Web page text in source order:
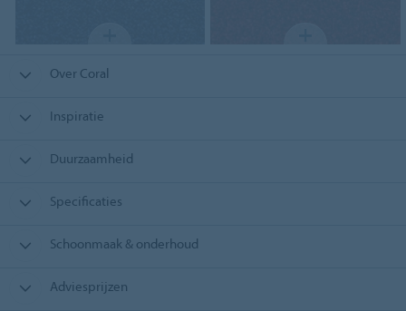
Over Coral
Inspiratie
Duurzaamheid
Specificaties
Schoonmaak & onderhoud
Adviesprijzen